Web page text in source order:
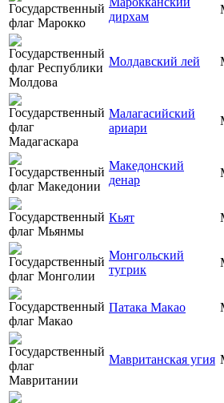
дирхам
Молдавский лей
Малагасийский
ариари
Македонский
денар
Кьят
Монгольский
тугрик
Патака Макао
Мавританская угия